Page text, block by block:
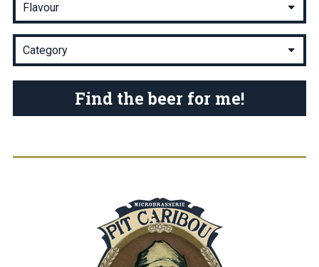
Find the beer for me!